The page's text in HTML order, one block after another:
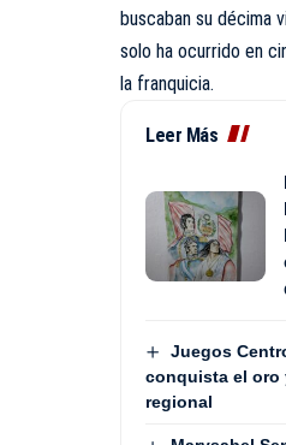
buscaban su décima
solo ha ocurrido en
la franquicia.
Leer Más
Juegos
conquista el oro
regional